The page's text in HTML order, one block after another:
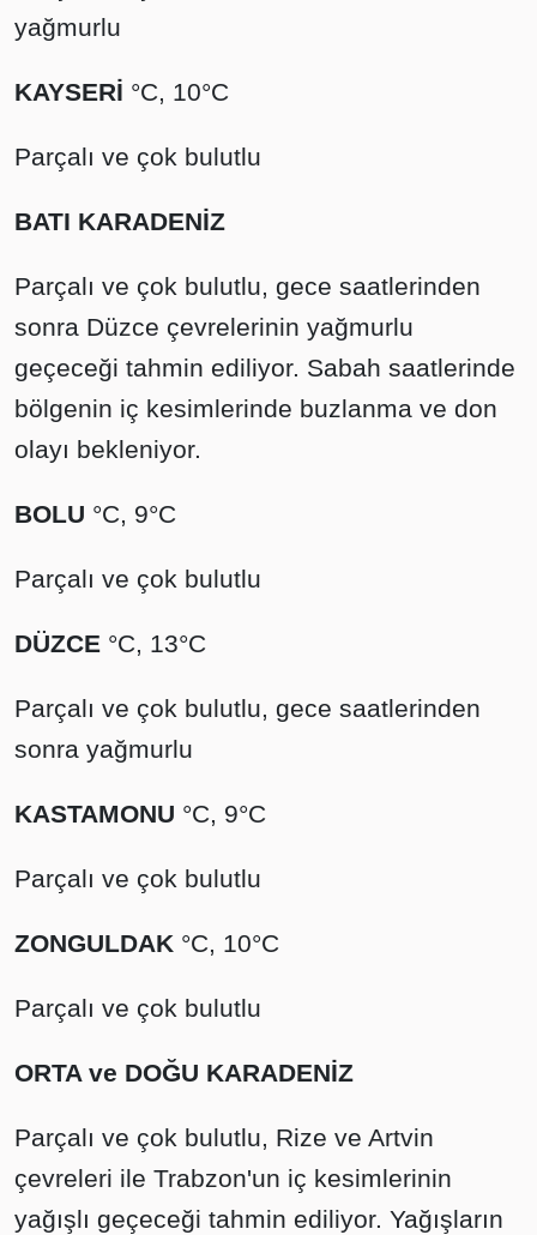
yağmurlu
KAYSERİ °C, 10°C
Parçalı ve çok bulutlu
BATI KARADENİZ
Parçalı ve çok bulutlu, gece saatlerinden
sonra Düzce çevrelerinin yağmurlu
geçeceği tahmin ediliyor. Sabah saatlerinde
bölgenin iç kesimlerinde buzlanma ve don
olayı bekleniyor.
BOLU °C, 9°C
Parçalı ve çok bulutlu
DÜZCE °C, 13°C
Parçalı ve çok bulutlu, gece saatlerinden
sonra yağmurlu
KASTAMONU °C, 9°C
Parçalı ve çok bulutlu
ZONGULDAK °C, 10°C
Parçalı ve çok bulutlu
ORTA ve DOĞU KARADENİZ
Parçalı ve çok bulutlu, Rize ve Artvin
çevreleri ile Trabzon'un iç kesimlerinin
yağışlı geçeceği tahmin ediliyor. Yağışların